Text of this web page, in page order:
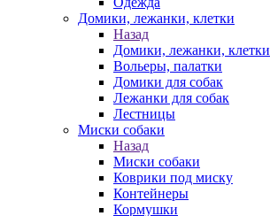
Домики, лежанки, клетки
Назад
Домики, лежанки, клетки
Вольеры, палатки
Домики для собак
Лежанки для собак
Лестницы
Миски собаки
Назад
Миски собаки
Коврики под миску
Контейнеры
Кормушки